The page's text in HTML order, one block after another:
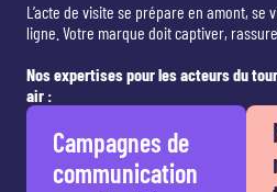
L’acte de visite se prépare en amont, se
ligne. Votre marque doit captiver,
Nos expertises pour les acteurs du
air :
Campagnes de
communication